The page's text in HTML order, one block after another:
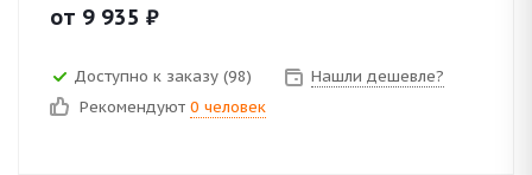
от 9 935 ₽
Доступно к заказу (98)
Нашли дешевле?
Рекомендуют 0 человек